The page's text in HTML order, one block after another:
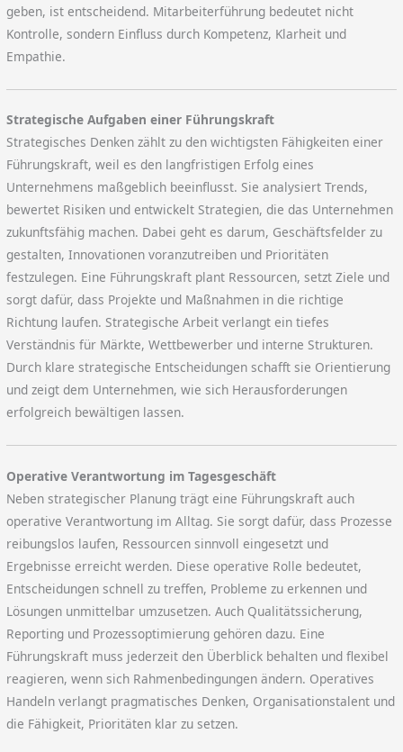
geben, ist entscheidend. Mitarbeiterführung bedeutet nicht
Kontrolle, sondern Einfluss durch Kompetenz, Klarheit und
Empathie.
Strategische Aufgaben einer Führungskraft
Strategisches Denken zählt zu den wichtigsten Fähigkeiten einer
Führungskraft, weil es den langfristigen Erfolg eines
Unternehmens maßgeblich beeinflusst. Sie analysiert Trends,
bewertet Risiken und entwickelt Strategien, die das Unternehmen
zukunftsfähig machen. Dabei geht es darum, Geschäftsfelder zu
gestalten, Innovationen voranzutreiben und Prioritäten
festzulegen. Eine Führungskraft plant Ressourcen, setzt Ziele und
sorgt dafür, dass Projekte und Maßnahmen in die richtige
Richtung laufen. Strategische Arbeit verlangt ein tiefes
Verständnis für Märkte, Wettbewerber und interne Strukturen.
Durch klare strategische Entscheidungen schafft sie Orientierung
und zeigt dem Unternehmen, wie sich Herausforderungen
erfolgreich bewältigen lassen.
Operative Verantwortung im Tagesgeschäft
Neben strategischer Planung trägt eine Führungskraft auch
operative Verantwortung im Alltag. Sie sorgt dafür, dass Prozesse
reibungslos laufen, Ressourcen sinnvoll eingesetzt und
Ergebnisse erreicht werden. Diese operative Rolle bedeutet,
Entscheidungen schnell zu treffen, Probleme zu erkennen und
Lösungen unmittelbar umzusetzen. Auch Qualitätssicherung,
Reporting und Prozessoptimierung gehören dazu. Eine
Führungskraft muss jederzeit den Überblick behalten und flexibel
reagieren, wenn sich Rahmenbedingungen ändern. Operatives
Handeln verlangt pragmatisches Denken, Organisationstalent und
die Fähigkeit, Prioritäten klar zu setzen.